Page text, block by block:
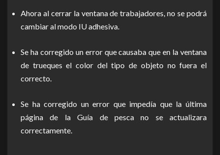
Ahora al cerrar la ventana de trabajadores, no se podrá
cambiar al modo IU adhesiva.
Se ha corregido un error que causaba que en la ventana
de trueques el color del tipo de objeto no fuera el
correcto.
Se ha corregido un error que impedía que la última
página de la Guía de pesca no se actualizara
correctamente.